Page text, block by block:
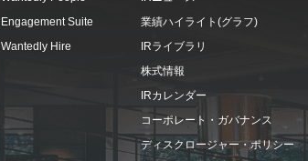
Engagement Suite
Wantedly Hire
業績ハイライト(グラフ)
IRライブラリ
株式情報
IRカレンダー
コーポレート・ガバナンス
ディスクロージャー・ポリシー